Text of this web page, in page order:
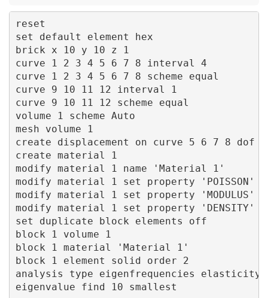
reset
set default element hex
brick x 10 y 10 z 1
curve 1 2 3 4 5 6 7 8 interval 4
curve 1 2 3 4 5 6 7 8 scheme equal
curve 9 10 11 12 interval 1
curve 9 10 11 12 scheme equal
volume 1 scheme Auto
mesh volume 1
create displacement on curve 5 6 7 8 dof
create material 1
modify material 1 name 'Material 1'
modify material 1 set property 'POISSON'
modify material 1 set property 'MODULUS'
modify material 1 set property 'DENSITY'
set duplicate block elements off
block 1 volume 1
block 1 material 'Material 1'
block 1 element solid order 2
analysis type eigenfrequencies elasticity
eigenvalue find 10 smallest